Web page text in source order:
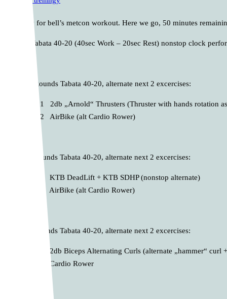
Ready for bell’s metcon workout. Here we go, 50 minutes
With Tabata 40-20 (40sec Work – 20sec Rest) nonstop clock
A. 10 Rounds Tabata 40-20, alternate next 2 excercises:
A1 2db „Arnold“ Thrusters (Thruster with hands rotation
A2 AirBike (alt Cardio Rower)
B. 10 Rounds Tabata 40-20, alternate next 2 excercises:
B1 KTB DeadLift + KTB SDHP (nonstop alternate)
B2 AirBike (alt Cardio Rower)
C. 10 Rounds Tabata 40-20, alternate next 2 excercises:
C1 2db Biceps Alternating Curls (alternate „hammer“ curl
C2 Cardio Rower